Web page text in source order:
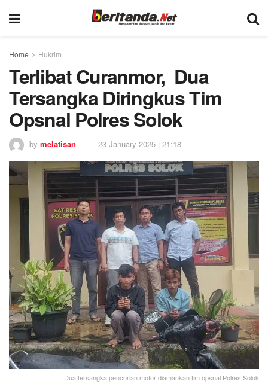
Home Hukrim
Terlibat Curanmor, Dua
Tersangka Diringkus Tim
Opsnal Polres Solok
by melatisan 23 January 2025 | 21:18
Dua tersangka pencurian motor diamankan tim opsnal Polres Solok